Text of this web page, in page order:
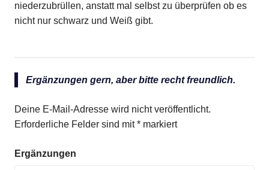
niederzubrüllen, anstatt mal selbst zu überprüfen ob es
nicht nur schwarz und Weiß gibt.
Ergänzungen gern, aber bitte recht freundlich.
Deine E-Mail-Adresse wird nicht veröffentlicht.
Erforderliche Felder sind mit* markiert
Ergänzungen